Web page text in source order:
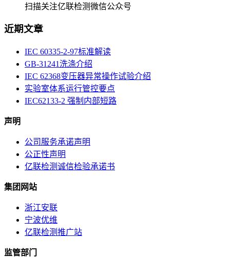
扫描关注亿联检测微信公众号
近期文章
IEC 60335-2-97标准解读
GB-31241洗涤介绍
IEC 62368变压器异常操作试验介绍
实验室体系运行管控要点
IEC62133-2 强制内部短路
声明
公司服务承诺声明
公正性声明
亿联检测诚信检验承诺书
集团网站
浙江安联
宁波优维
亿联检测推广站
监管部门